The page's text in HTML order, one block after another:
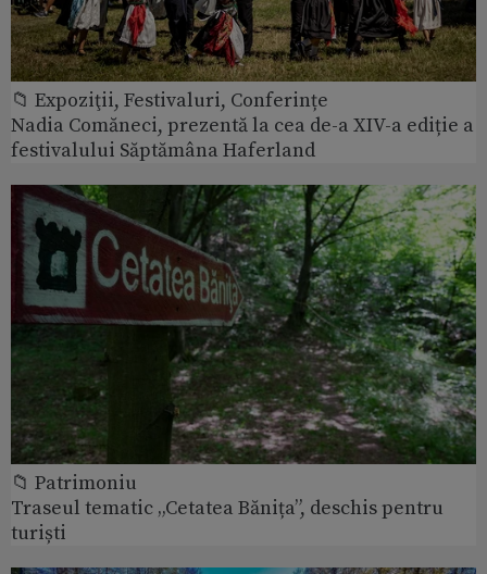
📁 Expoziţii, Festivaluri, Conferințe
Nadia Comăneci, prezentă la cea de-a XIV-a ediție a
festivalului Săptămâna Haferland
📁 Patrimoniu
Traseul tematic „Cetatea Bănița”, deschis pentru
turiști